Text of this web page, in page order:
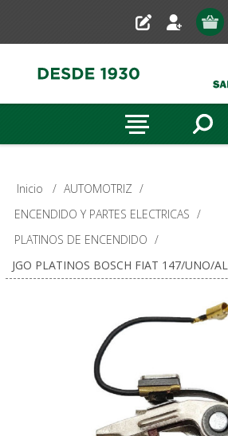
Inicio / AUTOMOTRIZ /
ENCENDIDO Y PARTES ELECTRICAS /
PLATINOS DE ENCENDIDO /
JGO PLATINOS BOSCH FIAT 147/UNO/